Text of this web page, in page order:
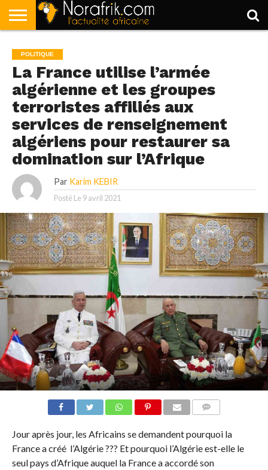
POLITIQUE
SOCIÉTÉ
ECONOMIE
SPORT
LIFESTYLE
POLITIQUE
La France utilise l’armée
algérienne et les groupes
terroristes affiliés aux
services de renseignement
algériens pour restaurer sa
domination sur l’Afrique
Par Karim KEBIR
Posté Le 9 avril 2021
Jour après jour, les Africains se demandent pourquoi la
France a créé l’Algérie ??? Et pourquoi l’Algérie est-elle le
seul pays d’Afrique auquel la France a accordé son